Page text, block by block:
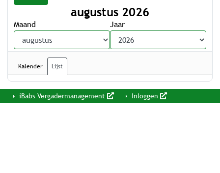
augustus 2026
Maand Jaar
Kalender Lijst
iBabs Vergadermanagement Inloggen